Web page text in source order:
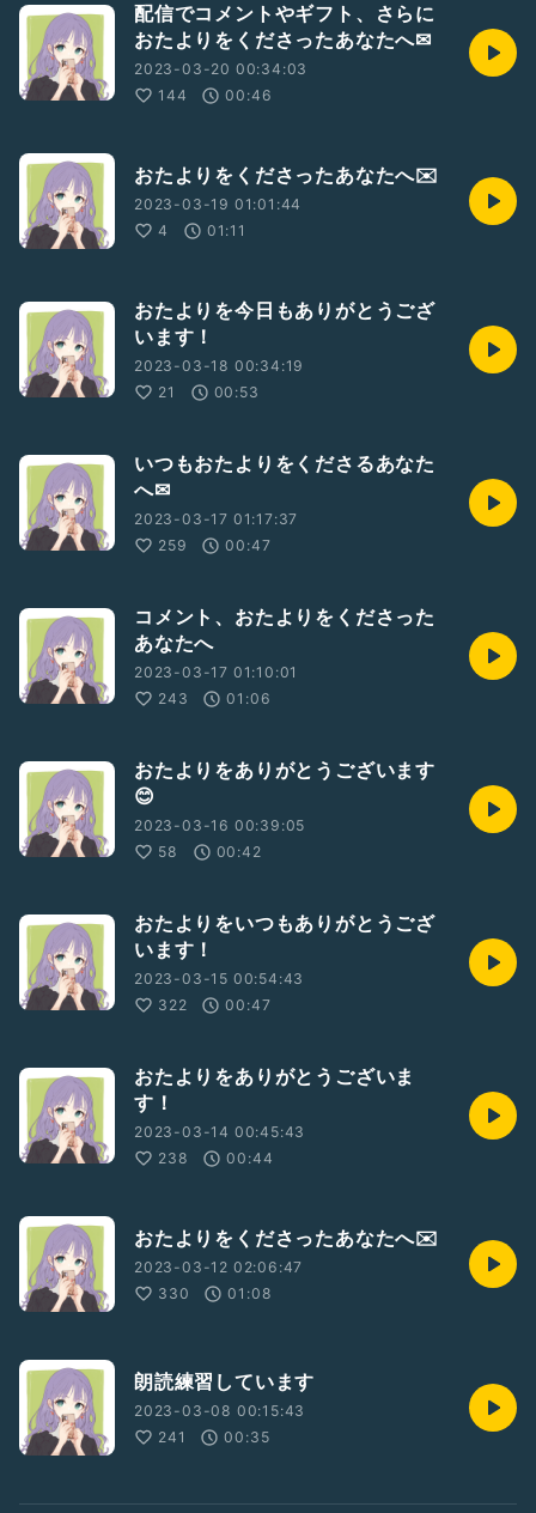
配信でコメントやギフト、さらに
おたよりをくださったあなたへ✉
2023-03-20 00:34:03
144
00:46
おたよりをくださったあなたへ✉️
2023-03-19 01:01:44
4
01:11
おたよりを今日もありがとうござ
います！
2023-03-18 00:34:19
21
00:53
いつもおたよりをくださるあなた
へ✉
2023-03-17 01:17:37
259
00:47
コメント、おたよりをくださった
あなたへ
2023-03-17 01:10:01
243
01:06
おたよりをありがとうございます
😊
2023-03-16 00:39:05
58
00:42
おたよりをいつもありがとうござ
います！
2023-03-15 00:54:43
322
00:47
おたよりをありがとうございま
す！
2023-03-14 00:45:43
238
00:44
おたよりをくださったあなたへ✉️
2023-03-12 02:06:47
330
01:08
朗読練習しています
2023-03-08 00:15:43
241
00:35